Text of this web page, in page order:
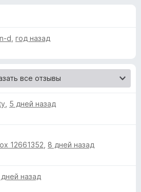
i
r
f
d год назад
5 дней назад
12661352 8 дней назад
назад